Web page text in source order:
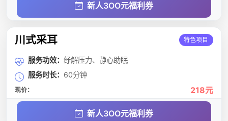
新人3OO元福利券
川式采耳 特色项目
服务功效： 纾解压力、静心助眠
服务时长： 60分钟
现价： 218元
新人3OO元福利券